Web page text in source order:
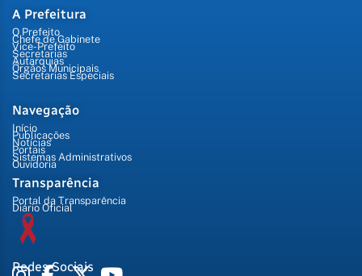
A Prefeitura
O Prefeito
Chefe de Gabinete
Vice-Prefeito
Secretarias
Autarquias
Órgãos Municipais
Secretarias Especiais
Navegação
Início
Publicações
Notícias
Portais
Sistemas Administrativos
Ouvidoria
Transparência
Portal da Transparência
Diário Oficial
Redes Sociais